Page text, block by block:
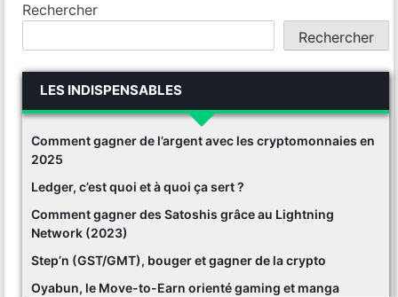
Rechercher
Rechercher
LES INDISPENSABLES
Comment gagner de l’argent avec les cryptomonnaies en
2025
Ledger, c’est quoi et à quoi ça sert ?
Comment gagner des Satoshis grâce au Lightning
Network (2023)
Step’n (GST/GMT), bouger et gagner de la crypto
Oyabun, le Move-to-Earn orienté gaming et manga